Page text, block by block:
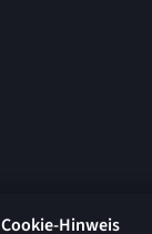
Cookie-Hinweis